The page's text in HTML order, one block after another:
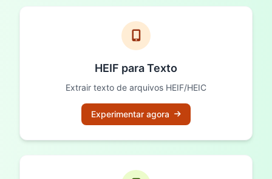
HEIF para Texto
Extrair texto de arquivos HEIF/HEIC
Experimentar agora